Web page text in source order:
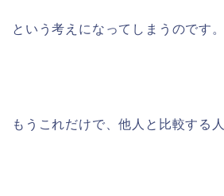
という考えになってしまうのです。
もうこれだけで、他人と比較する